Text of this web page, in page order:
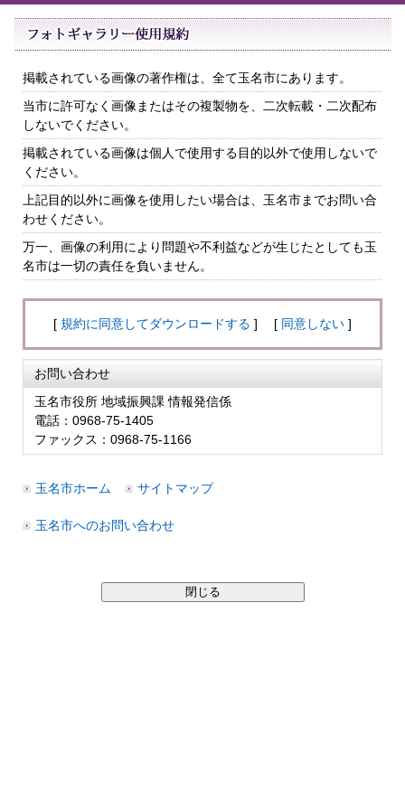
掲載されている画像の著作権は、全て玉名市にあります。
当市に許可なく画像またはその複製物を、二次転載・二次配布
しないでください。
掲載されている画像は個人で使用する目的以外で使用しないで
ください。
上記目的以外に画像を使用したい場合は、玉名市までお問い合
わせください。
万一、画像の利用により問題や不利益などが生じたとしても玉
名市は一切の責任を負いません。
[ 規約に同意してダウンロードする ] [ 同意しない ]
お問い合わせ
玉名市役所 地域振興課 情報発信係
電話：0968-75-1405
ファックス：0968-75-1166
玉名市ホーム サイトマップ
玉名市へのお問い合わせ